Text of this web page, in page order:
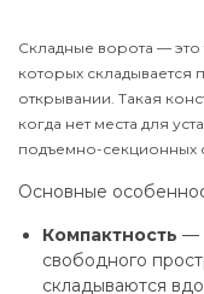
Складные ворота — это
которых
открывании. Такая
когда нет места для
подъемно-секционных
Основные
Компактность —
свободного
складываются